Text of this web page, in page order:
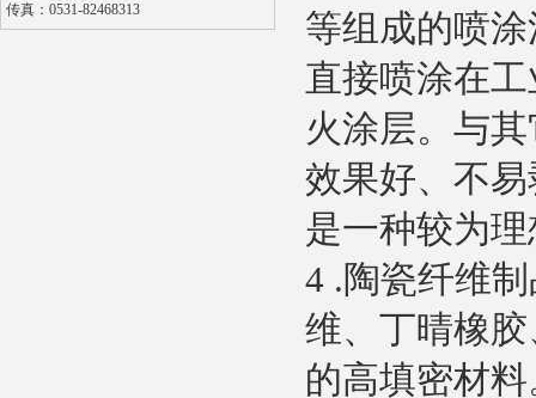
传真： 0531-82468313
等组成的喷
直接喷涂在
火涂层。与
效果好、不
是一种较为
4 . 陶瓷纤维
维、丁晴橡
的高填密材